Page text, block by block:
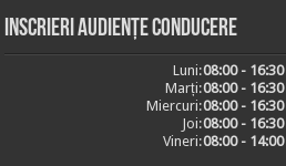
Inscrieri audiențe conducere
Luni:08:00 - 16:30
Marți:08:00 - 16:30
Miercuri:08:00 - 16:30
Joi:08:00 - 16:30
Vineri:08:00 - 14:00